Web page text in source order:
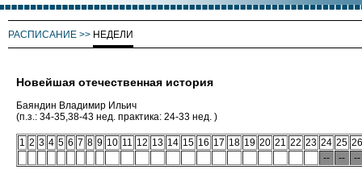
РАСПИСАНИЕ >> НЕДЕЛИ
Новейшая отечественная история
Баяндин Владимир Ильич
(п.з.: 34-35,38-43 нед. практика: 24-33 нед. )
1 2 3 4 5 6 7 8 9 10 11 12 13 14 15 16 17 18 19 20 21 22 23 24 25 26
--
-- --